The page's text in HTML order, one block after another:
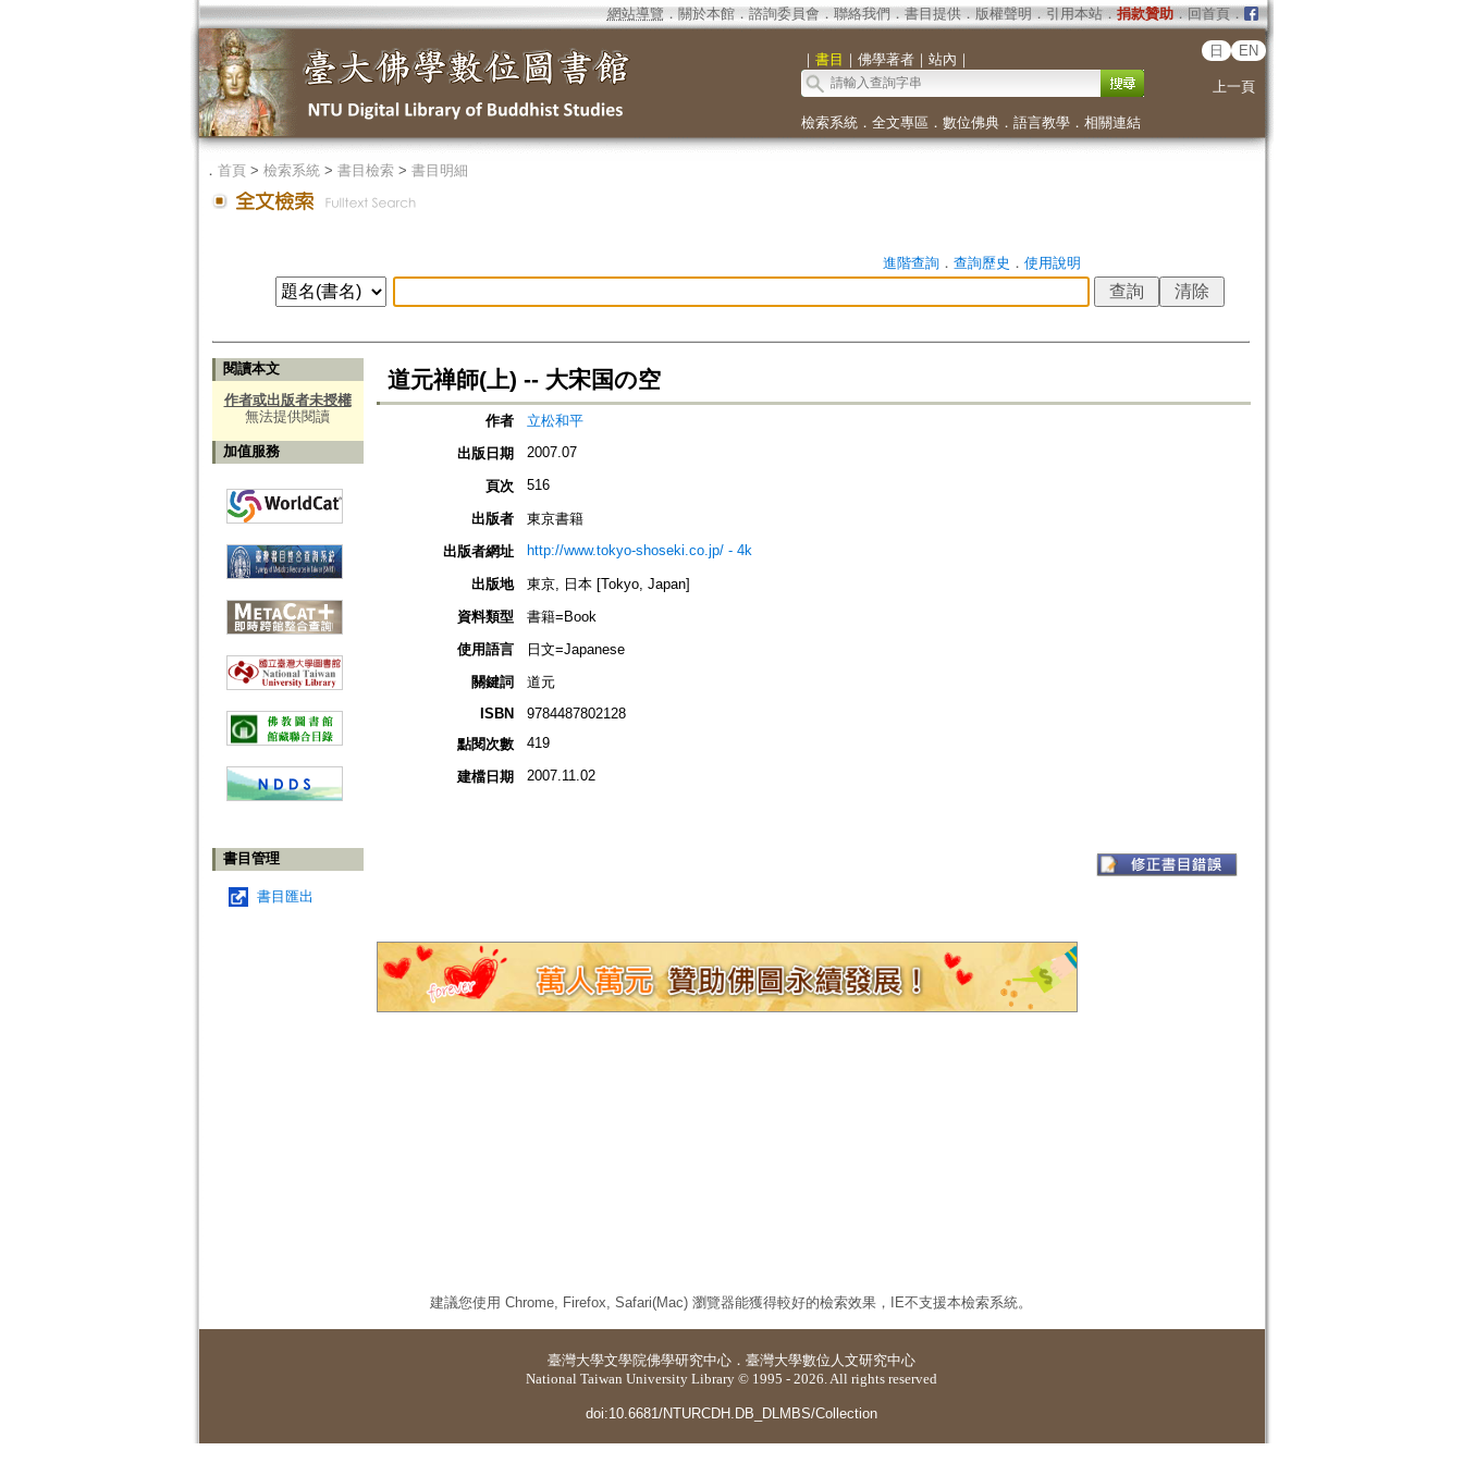
網站導覽 ． 關於本館． 諮詢委員會． 聯絡我們 ． 書目提供． 版權聲明 ． 引用本站． 捐款贊助．回首頁．
｜ 書目 ｜ 佛學著者｜ 站內 ｜
日 EN
上一頁
檢索系統． 全文專區 ． 數位佛典． 語言教學． 相關連結
． 首頁> 檢索系統> 書目檢索> 書目明細
進階查詢． 查詢歷史 ． 使用說明
閱讀本文
作者或出版者未授權
無法提供閱讀
加值服務
書目管理
書目匯出
道元禅師(上) -- 大宋国の空
作者
立松和平
出版日期
2007.07
頁次 516
出版者
東京書籍
出版者網址
http://www.tokyo-shoseki.co.jp/ - 4k
出版地
東京, 日本 [Tokyo, Japan]
資料類型
書籍=Book
使用語言
日文=Japanese
關鍵詞
道元
ISBN
9784487802128
點閱次數
419
建檔日期 2007.11.02
建議您使用 Chrome, Firefox, Safari(Mac) 瀏覽器能獲得較好的檢索效果，IE不支援本檢索系統。
臺灣大學文學院佛學研究中心 ． 臺灣大學數位人文研究中心
National Taiwan University Library © 1995 - 2026. All rights reserved
doi:10.6681/NTURCDH.DB_DLMBS/Collection